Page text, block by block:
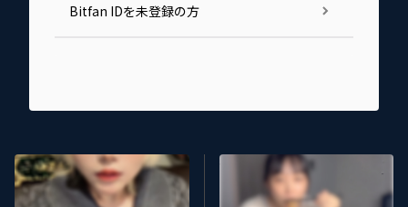
Bitfan IDを未登録の方